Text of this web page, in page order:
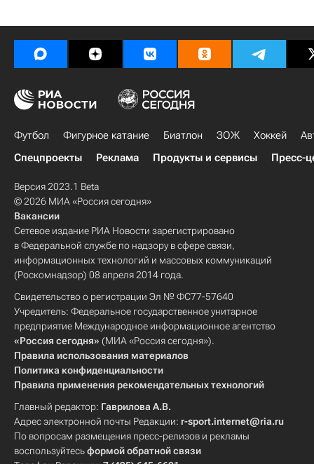
Футбол Фигурное катание Биатлон ЗОЖ Хоккей
Спецпроекты
Реклама Продукты и сервисы Пресс-
Версия 2023.1 Beta
© 2026 МИА «Россия сегодня»
Вакансии
Сетевое издание РИА Новости зарегистрировано
в Федеральной службе по надзору в сфере связи,
информационных технологий и массовых коммуникаций
(Роскомнадзор) 08 апреля 2014 года.
Свидетельство о регистрации Эл № ФС77-57640
Учредитель: Федеральное государственное унитарное
предприятие Международное информационное агентство
«Россия сегодня» (МИА «Россия сегодня»).
Правила использования материалов
Политика конфиденциальности
Правила применения рекомендательных технологий
Главный редактор: Гаврилова А.В.
Адрес электронной почты Редакции: r-sport.internet@ria.ru
По вопросам размещения пресс-релизов и рекламы
воспользуйтесьформой обратной связи